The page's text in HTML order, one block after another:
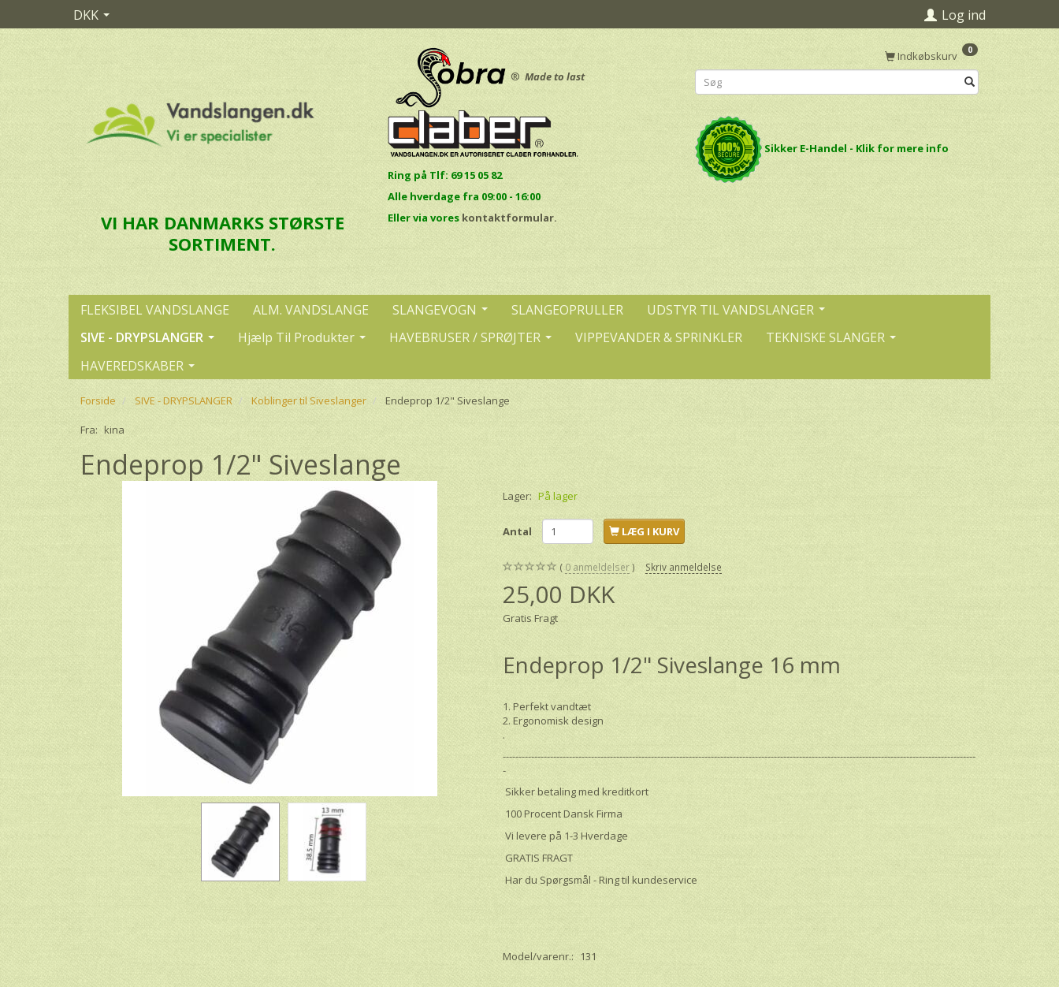
DKK Log ind
VI HAR DANMARKS STØRSTE
SORTIMENT.
® Made to last
Ring på Tlf: 69 15 05 82
Alle hverdage fra 09:00 - 16:00
Eller via vores kontaktformular.
Indkøbskurv 0
Sikker E-Handel - Klik for mere info
FLEKSIBEL VANDSLANGE ALM. VANDSLANGE SLANGEVOGN SLANGEOPRULLER
UDSTYR TIL VANDSLANGER
SIVE - DRYPSLANGER
Hjælp Til Produkter HAVEBRUSER / SPRØJTER VIPPEVANDER & SPRINKLER
TEKNISKE SLANGER
HAVEREDSKABER
Forside SIVE - DRYPSLANGER Koblinger til Siveslanger Endeprop 1/2" Siveslange
Fra: kina
Endeprop 1/2" Siveslange
Lager: På lager
Antal LÆG I KURV
0 anmeldelser Skriv anmeldelse
25,00 DKK
Gratis Fragt
Endeprop 1/2" Siveslange 16 mm
1. Perfekt vandtæt
2. Ergonomisk design
.
------------------------------------------------------------------------------------------------------------------------------------------------------
-
Sikker betaling med kreditkort
100 Procent Dansk Firma
Vi levere på 1-3 Hverdage
GRATIS FRAGT
Har du Spørgsmål - Ring til kundeservice
Model/varenr.: 131